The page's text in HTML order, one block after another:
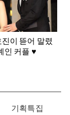
이 뜯어 말렸
인 커플 ♥️
기획특집